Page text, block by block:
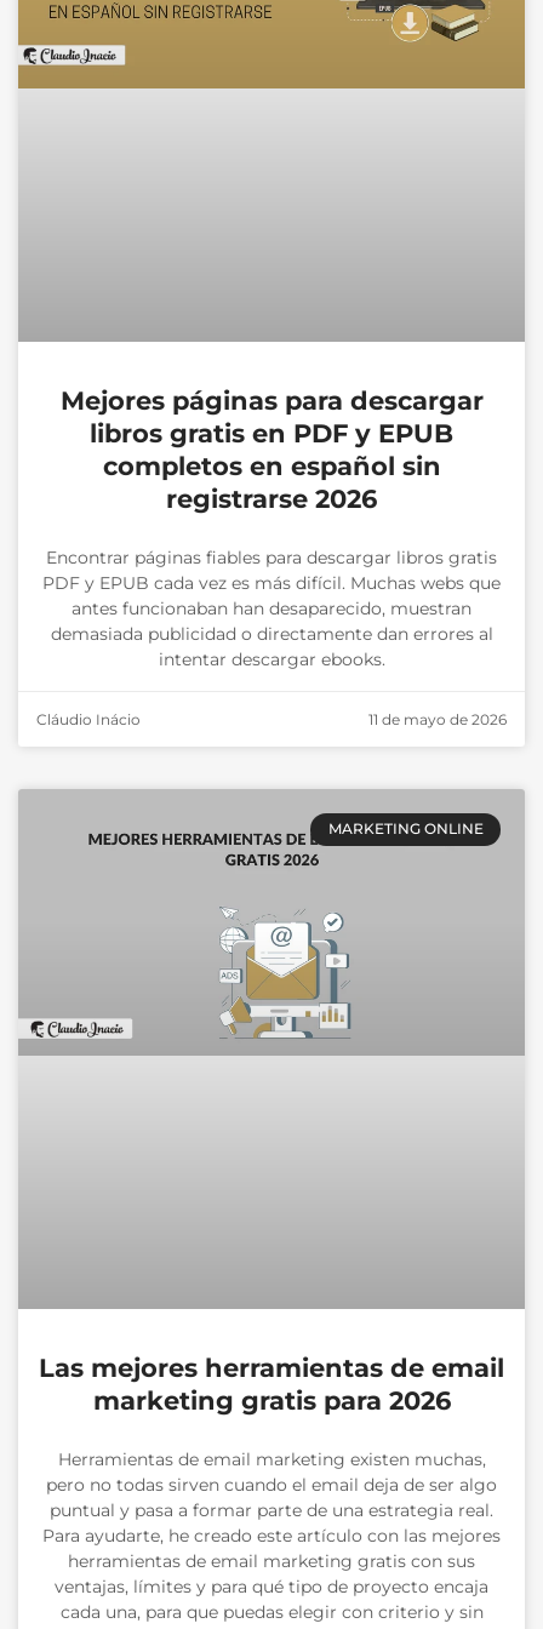
Mejores páginas para descargar
libros gratis en PDF y EPUB
completos en español sin
registrarse 2026
Encontrar páginas fiables para descargar libros gratis
PDF y EPUB cada vez es más difícil. Muchas webs que
antes funcionaban han desaparecido, muestran
demasiada publicidad o directamente dan errores al
intentar descargar ebooks.
Cláudio Inácio 11 de mayo de 2026
MARKETING ONLINE
Las mejores herramientas de email
marketing gratis para 2026
Herramientas de email marketing existen muchas,
pero no todas sirven cuando el email deja de ser algo
puntual y pasa a formar parte de una estrategia real.
Para ayudarte, he creado este artículo con las mejores
herramientas de email marketing gratis con sus
ventajas, límites y para qué tipo de proyecto encaja
cada una, para que puedas elegir con criterio y sin